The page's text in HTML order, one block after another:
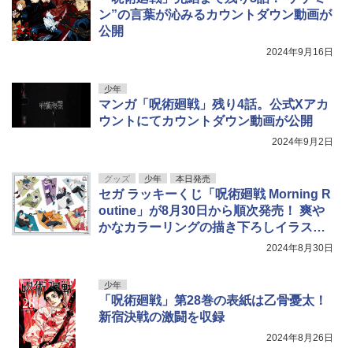
ン”の言葉が沁みるカウントダウン動画が
公開
2024年9月16日
少年
マンガ「呪術廻戦」残り4話。公式Xアカ
ウントにてカウントダウン動画が公開
2024年9月2日
グッズ 少年 本日発売
セガ ラッキーくじ「呪術廻戦 Morning R
outine」が8月30日から順次発売！ 爽や
かなカラーリングの描き下ろしイラスト
2024年8月30日
少年
「呪術廻戦」第28巻の表紙は乙骨憂太！
新宿決戦の激闘を収録
2024年8月26日